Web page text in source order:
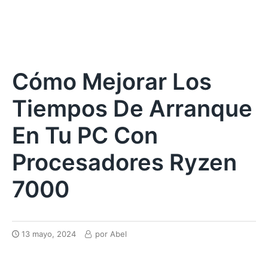
Cómo Mejorar Los
Tiempos De Arranque
En Tu PC Con
Procesadores Ryzen
7000
13 mayo, 2024 por Abel